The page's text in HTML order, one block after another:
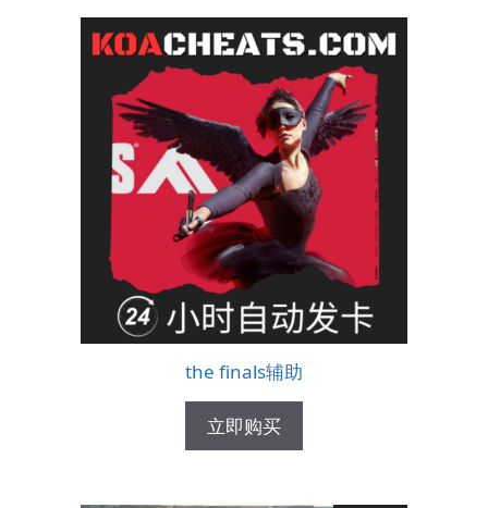
the finals辅助
立即购买